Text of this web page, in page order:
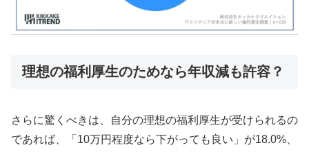
理想の福利厚生のためなら年収減も許容？
さらに驚くべきは、自分の理想の福利厚生が受けられるの
であれば、「10万円程度なら下がっても良い」が18.0%、